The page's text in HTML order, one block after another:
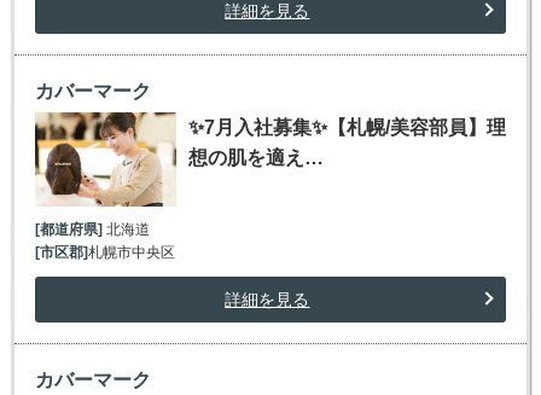
詳細を見る
カバーマーク
✨7月入社募集✨【札幌/美容部員】理
想の肌を適え…
[都道府県] 北海道
[市区郡]札幌市中央区
詳細を見る
カバーマーク